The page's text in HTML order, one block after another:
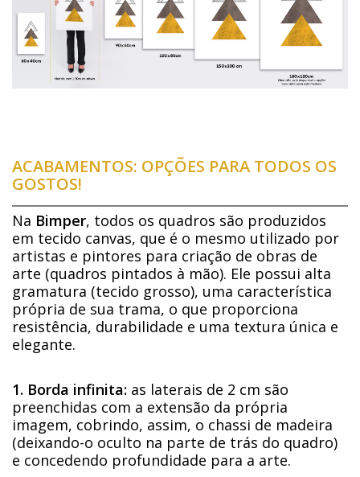
ACABAMENTOS: OPÇÕES PARA TODOS OS
GOSTOS!
Na Bimper, todos os quadros são produzidos
em tecido canvas, que é o mesmo utilizado por
artistas e pintores para criação de obras de
arte (quadros pintados à mão). Ele possui alta
gramatura (tecido grosso), uma característica
própria de sua trama, o que proporciona
resistência, durabilidade e uma textura única e
elegante.
1. Borda infinita: as laterais de 2 cm são
preenchidas com a extensão da própria
imagem, cobrindo, assim, o chassi de madeira
(deixando-o oculto na parte de trás do quadro)
e concedendo profundidade para a arte.